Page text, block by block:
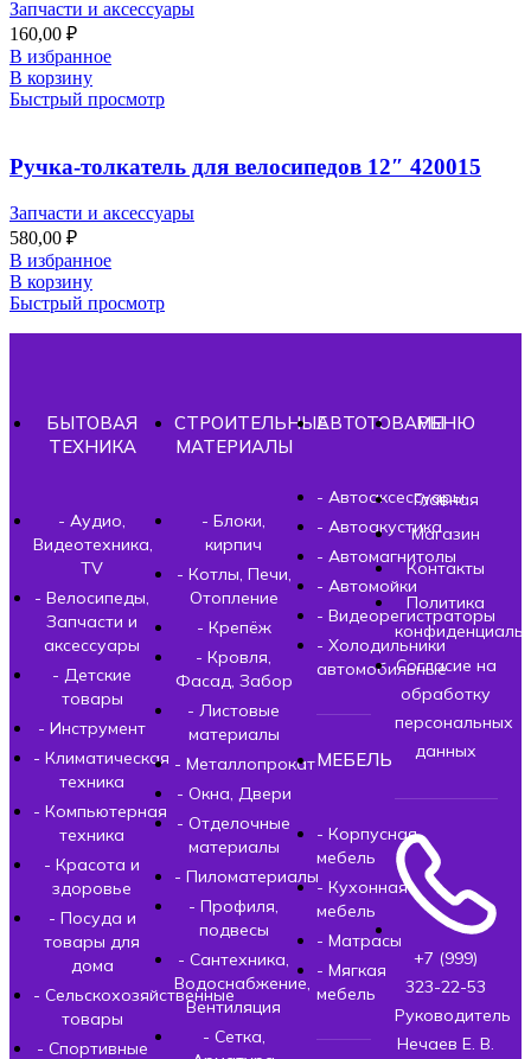
Запчасти и аксессуары
160,00 ₽
В избранное
В корзину
Быстрый просмотр
Ручка-толкатель для велосипедов 12″ 420015
Запчасти и аксессуары
580,00 ₽
В избранное
В корзину
Быстрый просмотр
БЫТОВАЯ
ТЕХНИКА
- Аудио,
Видеотехника,
TV
- Велосипеды,
Запчасти и
аксессуары
- Детские
товары
- Инструмент
- Климатическая
техника
- Компьютерная
техника
- Красота и
здоровье
- Посуда и
товары для
дома
- Сельскохозяйственные
товары
- Спортивные
СТРОИТЕЛЬНЫЕ
МАТЕРИАЛЫ
- Блоки,
кирпич
- Котлы, Печи,
Отопление
- Крепёж
- Кровля,
Фасад, Забор
- Листовые
материалы
- Металлопрокат
- Окна, Двери
- Отделочные
материалы
- Пиломатериалы
- Профиля,
подвесы
- Сантехника,
Водоснабжение,
Вентиляция
- Сетка,
АВТОТОВАРЫ
- Автоаксессуары
- Автоакустика
- Автомагнитолы
- Автомойки
- Видеорегистраторы
- Холодильники
автомобильные
МЕБЕЛЬ
- Корпусная
мебель
- Кухонная
мебель
- Матрасы
- Мягкая
мебель
МЕНЮ
Главная
Магазин
Контакты
Политика
Согласие на
обработку
персональных
данных
+7 (999)
323-22-53
Руководитель
Нечаев Е. В.